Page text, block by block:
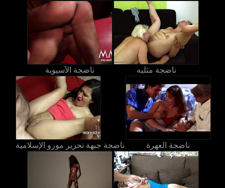
ناضجة الآسيوية ناضجة مثليه
ناضجة جبهة تحرير مورو الإسلامية ناضجة العهرة